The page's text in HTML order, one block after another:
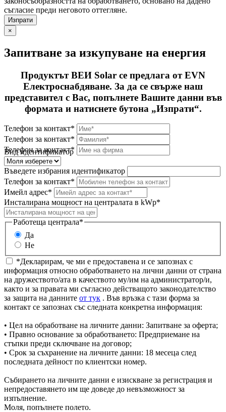
съгласие преди неговото оттегляне.
×
Запитване за изкупуване на енергия
Продуктът ВЕИ Solar се предлага от EVN
Електроснабдяване. За да се свърже наш
представител с Вас, попълнете Вашите данни във
формата и натиснете бутона „Изпрати“.
Телефон за контакт*
Телефон за контакт*
Телефон за контакт*
Вид идентификатор
Въведете избрания идентификатор
Телефон за контакт*
Имейл адрес*
Инсталирана мощност на централата в kWp*
Работеща централа*
Да
Не
*Декларирам, че ми е предоставена и се запознах с
информация относно обработването на лични данни от страна
на дружеството/ата в качеството му/им на администратор/и,
както и за правата ми съгласно действащото законодателство
за защита на данните от тук . Във връзка с тази форма за
контакт се запознах със следната конкретна информация:
• Цел на обработване на личните данни: Запитване за оферта;
• Правно основание за обработването: Предприемане на
стъпки преди сключване на договор;
• Срок за съхранение на личните данни: 18 месеца след
последната дейност по клиентски номер.
Събирането на личните данни е изискване за регистрация и
непредоставянето им ще доведе до невъзможност за
изпълнение.
Моля, попълнете полето.